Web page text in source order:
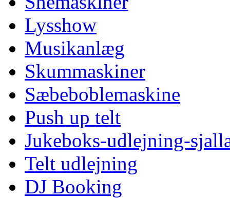
Lysshow
Musikanlæg
Skummaskiner
Sæbeboblemaskine
Push up telt
Jukeboks-udlejning-
Telt udlejning
DJ Booking